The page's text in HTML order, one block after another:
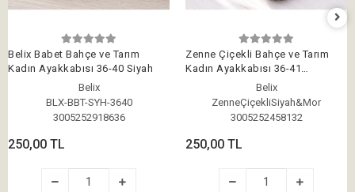
Belix Babet Bahçe ve Tarım
Kadın Ayakkabısı 36-40 Siyah
Belix
BLX-BBT-SYH-3640
3005252918636
250,00 TL
Zenne Çiçekli Bahçe ve Tarım
Kadın Ayakkabısı 36-41
Belix
ZenneÇiçekliSiyah&Mor
3005252458132
250,00 TL